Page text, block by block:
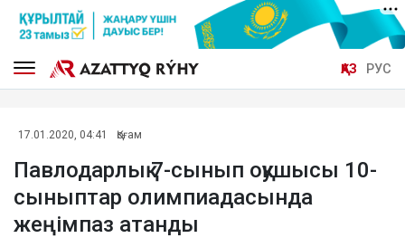
ҚАЗ РУС
17.01.2020, 04:41 Қоғам
Павлодарлық 7-сынып оқушысы 10-
сыныптар олимпиадасында
жеңімпаз атанды